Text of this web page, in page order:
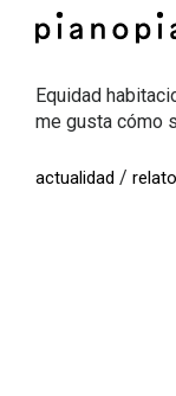
Equidad
me gusta cómo
actualidad /